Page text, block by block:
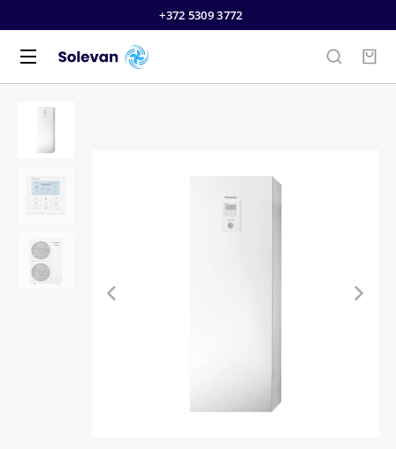
+372 5309 3772